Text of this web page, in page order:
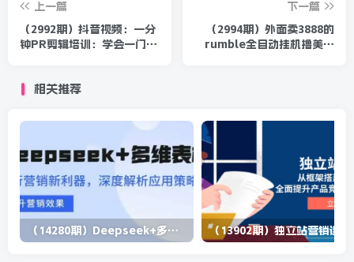
上一篇
（2992期）抖音视频：一分
钟PR剪辑培训：学会一门赚
下一篇
（2994期）外面卖3888的
rumble全自动挂机撸美金
相关推荐
（14280期）Deepseek+多维表格，银行营销新利器，深度解析应用策略，提升营销效果